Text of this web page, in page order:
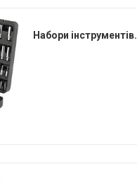
Набори інструментів.